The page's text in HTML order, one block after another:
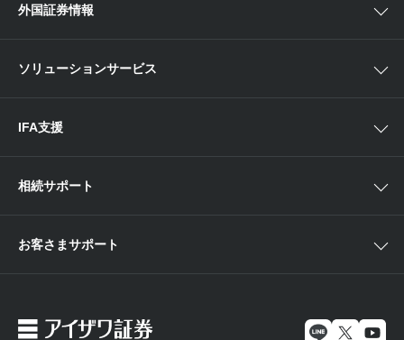
新商品情報
各種お手続き
便利なサービス
当社サービスのご利用にあたって
近畿
外国証券情報
ソリューションサービス
IFA支援
相続サポート
お客さまサポート